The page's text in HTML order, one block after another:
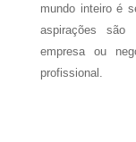
mundo inteiro é
aspirações são
empresa ou
profissional.